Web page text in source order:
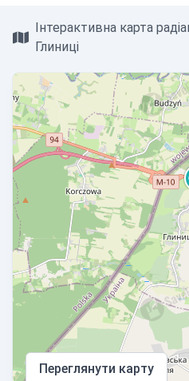
Інтерактивна карта
Глиниці
Переглянути карту